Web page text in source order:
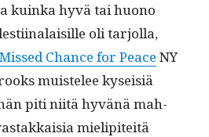
kuin­ka hyvä tai huono
oli tar­jol­la,
Chance for Peace NY
muis­telee kyseisiä
piti niitä hyvänä mah­
mielip­iteitä